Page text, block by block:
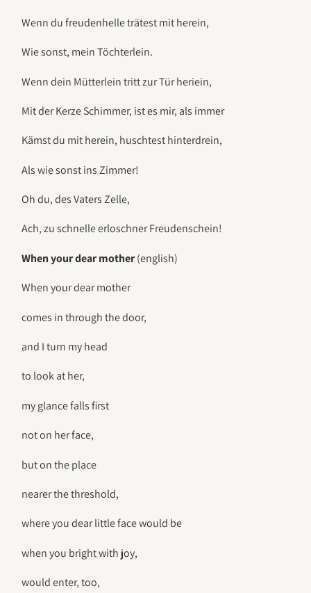
Wenn du freudenhelle trätest mit herein,
Wie sonst, mein Töchterlein.
Wenn dein Mütterlein tritt zur Tür heriein,
Mit der Kerze Schimmer, ist es mir, als immer
Kämst du mit herein, huschtest hinterdrein,
Als wie sonst ins Zimmer!
Oh du, des Vaters Zelle,
Ach, zu schnelle erloschner Freudenschein!
When your dear mother(english)
When your dear mother
comes in through the door,
and I turn my head
to look at her,
my glance falls first
not on her face,
but on the place
nearer the threshold,
where you dear little face would be
when you bright with joy,
would enter, too,